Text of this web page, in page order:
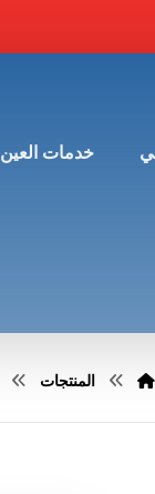
خدمات العين
المنتجات